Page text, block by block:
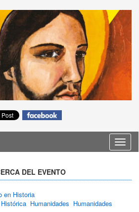
Idioma
DEL EVENTO
en Historia
Humanidades Humanidades